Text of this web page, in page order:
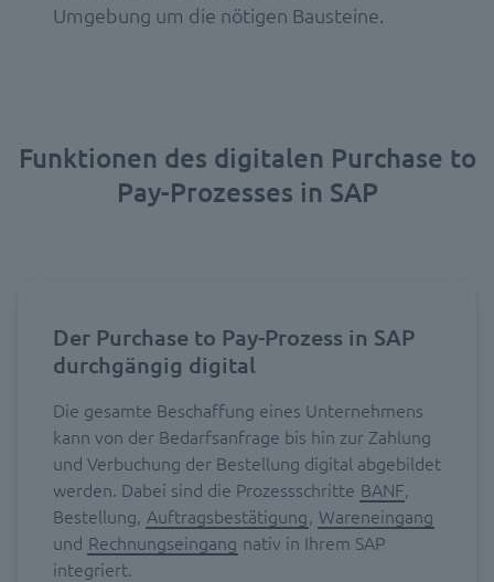
Umgebung um die nötigen Bausteine.
Funktionen des digitalen Purchase to
Pay-Prozesses in SAP
Der Purchase to Pay-Prozess in SAP
durchgängig digital
Die gesamte Beschaffung eines Unternehmens
kann von der Bedarfsanfrage bis hin zur Zahlung
und Verbuchung der Bestellung digital abgebildet
werden. Dabei sind die Prozessschritte BANF,
Bestellung, Auftragsbestätigung, Wareneingang
und Rechnungseingang nativ in Ihrem SAP
integriert.